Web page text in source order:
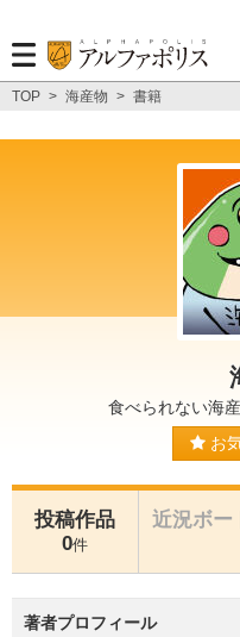
TOP > 海産物 > 書籍
食べられない海
お
投稿作品
0件
近況ボー
著者プロフィール